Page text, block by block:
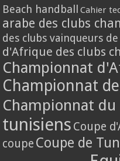
Beach handball Cahier
arabe des clubs
des clubs vainqueurs
d'Afrique des clubs
Championnat
Championnat
Championnat du
tunisiens Coupe
coupe Coupe de